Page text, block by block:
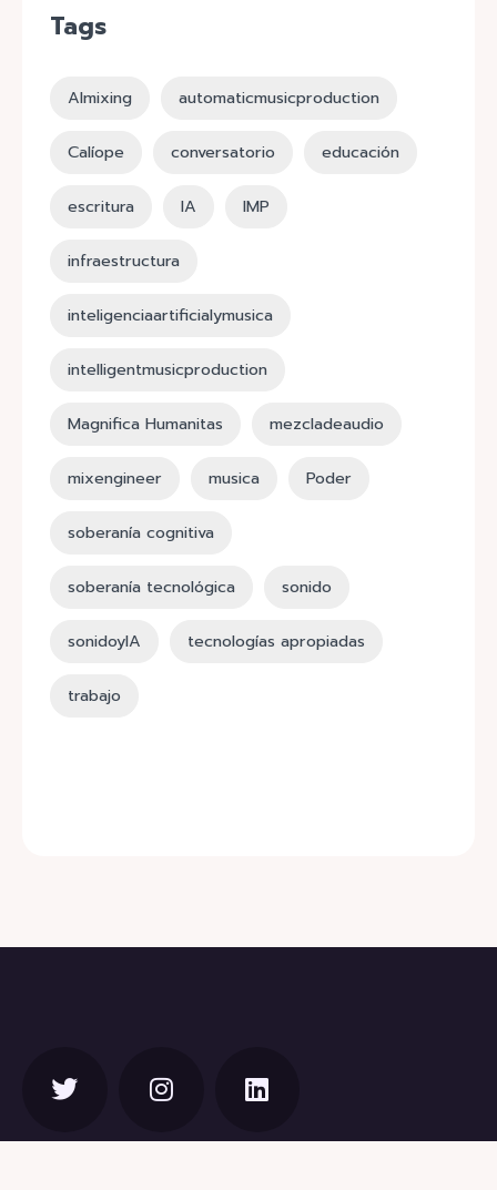
Tags
AImixing automaticmusicproduction
Calíope conversatorio educación
escritura IA IMP
infraestructura
inteligenciaartificialymusica
intelligentmusicproduction
Magnifica Humanitas mezcladeaudio
mixengineer musica Poder
soberanía cognitiva
soberanía tecnológica sonido
sonidoyIA tecnologías apropiadas
trabajo